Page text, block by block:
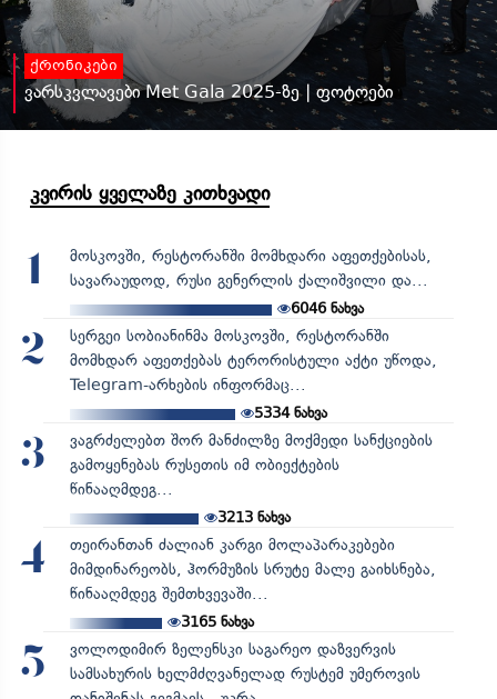
ქრონიკები
ვარსკვლავები Met Gala 2025-ზე | ფოტოები
კვირის ყველაზე კითხვადი
1
მოსკოვში, რესტორანში მომხდარი აფეთქებისას,
სავარაუდოდ, რუსი გენერლის ქალიშვილი და...
6046ნახვა
2
სერგეი სობიანინმა მოსკოვში, რესტორანში
მომხდარ აფეთქებას ტერორისტული აქტი უწოდა,
Telegram-არხების ინფორმაც...
5334ნახვა
3
ვაგრძელებთ შორ მანძილზე მოქმედი სანქციების
გამოყენებას რუსეთის იმ ობიექტების
წინააღმდეგ...
3213ნახვა
4
თეირანთან ძალიან კარგი მოლაპარაკებები
მიმდინარეობს, ჰორმუზის სრუტე მალე გაიხსნება,
წინააღმდეგ შემთხვევაში...
3165ნახვა
5
ვოლოდიმირ ზელენსკი საგარეო დაზვერვის
სამსახურის ხელმძღვანელად რუსტემ უმეროვის